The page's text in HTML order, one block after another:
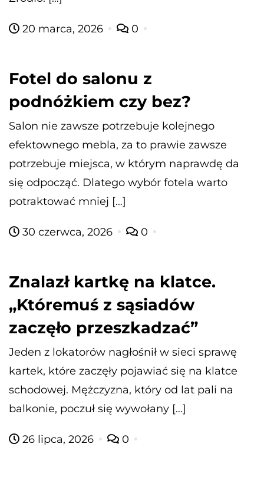
20 marca, 2026 0
Fotel do salonu z
podnóżkiem czy bez?
Salon nie zawsze potrzebuje kolejnego
efektownego mebla, za to prawie zawsze
potrzebuje miejsca, w którym naprawdę da
się odpocząć. Dlatego wybór fotela warto
potraktować mniej […]
30 czerwca, 2026 0
Znalazł kartkę na klatce.
„Któremuś z sąsiadów
zaczęło przeszkadzać”
Jeden z lokatorów nagłośnił w sieci sprawę
kartek, które zaczęły pojawiać się na klatce
schodowej. Mężczyzna, który od lat pali na
balkonie, poczuł się wywołany […]
26 lipca, 2026 0